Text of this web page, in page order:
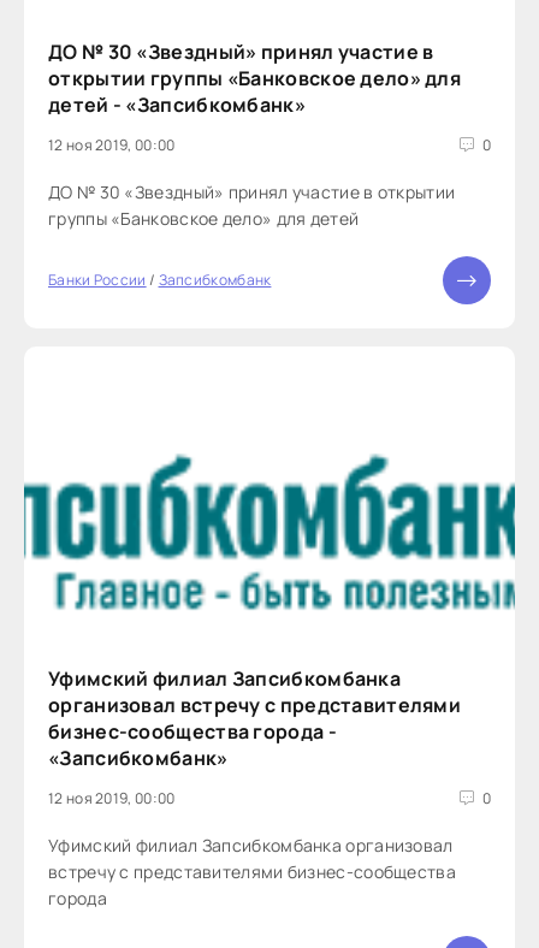
ДО № 30 «Звездный» принял участие в
открытии группы «Банковское дело» для
детей - «Запсибкомбанк»
12 ноя 2019, 00:00 0
ДО № 30 «Звездный» принял участие в открытии
группы «Банковское дело» для детей
Банки России / Запсибкомбанк
Уфимский филиал Запсибкомбанка
организовал встречу с представителями
бизнес-сообщества города -
«Запсибкомбанк»
12 ноя 2019, 00:00 0
Уфимский филиал Запсибкомбанка организовал
встречу с представителями бизнес-сообщества
города